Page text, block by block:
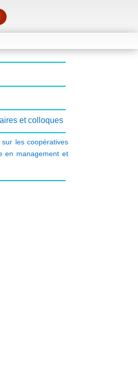
et colloques
les coopératives
en management et